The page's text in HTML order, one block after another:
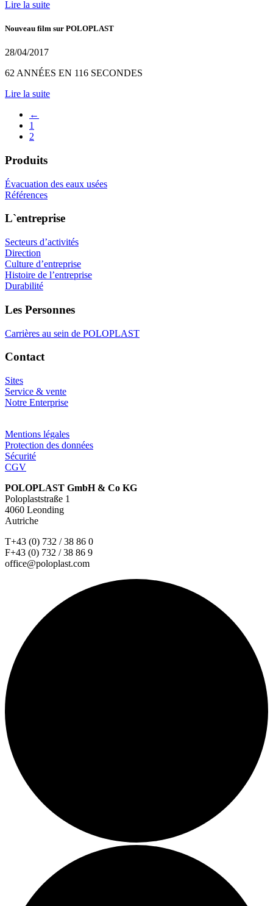
Lire la suite
Nouveau film sur POLOPLAST
28/04/2017
62 ANNÉES EN 116 SECONDES
Lire la suite
←
1
2
Produits
Évacuation des eaux usées
Références
L`entreprise
Secteurs d’activités
Direction
Culture d’entreprise
Histoire de l’entreprise
Durabilité
Les Personnes
Carrières au sein de POLOPLAST
Contact
Sites
Service & vente
Notre Enterprise
Mentions légales
Protection des données
Sécurité
CGV
POLOPLAST GmbH & Co KG
Poloplaststraße 1
4060 Leonding
Autriche
T+43 (0) 732 / 38 86 0
F+43 (0) 732 / 38 86 9
office@poloplast.com